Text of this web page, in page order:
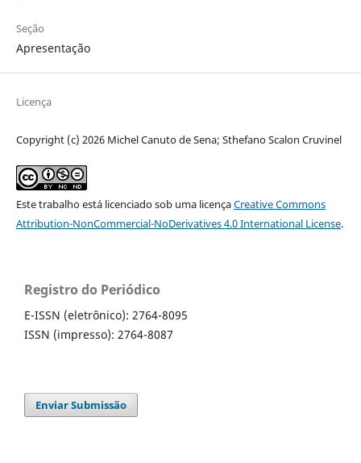
Seção
Apresentação
Licença
Copyright (c) 2026 Michel Canuto de Sena; Sthefano Scalon Cruvinel
Este trabalho está licenciado sob uma licençaCreative Commons
Attribution-NonCommercial-NoDerivatives 4.0 International License.
Registro do Periódico
E-ISSN (eletrônico): 2764-8095
ISSN (impresso): 2764-8087
Enviar Submissão